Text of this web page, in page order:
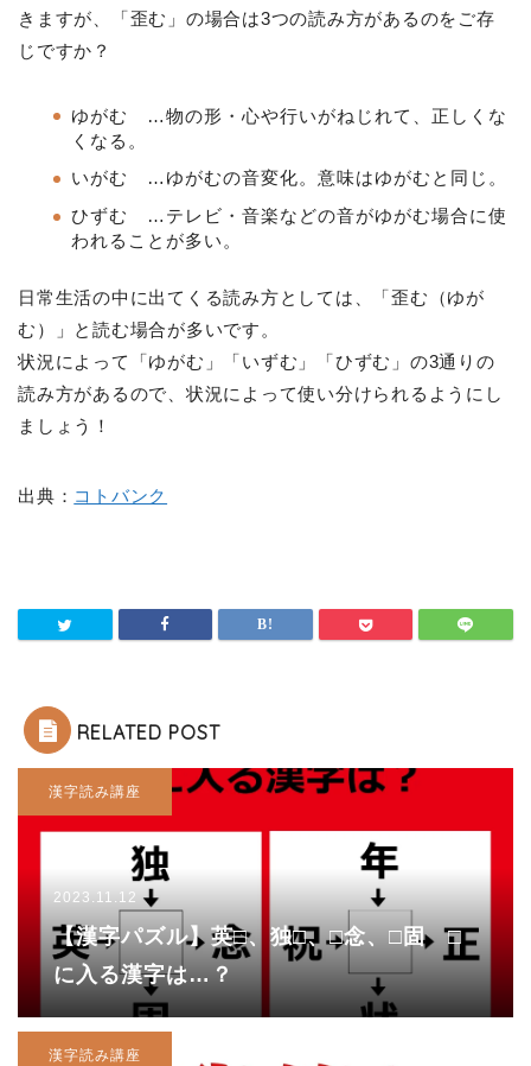
きますが、「歪む」の場合は3つの読み方があるのをご存
じですか？
ゆがむ …物の形・心や行いがねじれて、正しくな
くなる。
いがむ …ゆがむの音変化。意味はゆがむと同じ。
ひずむ …テレビ・音楽などの音がゆがむ場合に使
われることが多い。
日常生活の中に出てくる読み方としては、「歪む（ゆが
む）」と読む場合が多いです。
状況によって「ゆがむ」「いずむ」「ひずむ」の3通りの
読み方があるので、状況によって使い分けられるようにし
ましょう！
出典： コトバンク
RELATED POST
漢字読み講座
2023.11.12
【漢字パズル】英□、独□、□念、□固 □
に入る漢字は…？
漢字読み講座